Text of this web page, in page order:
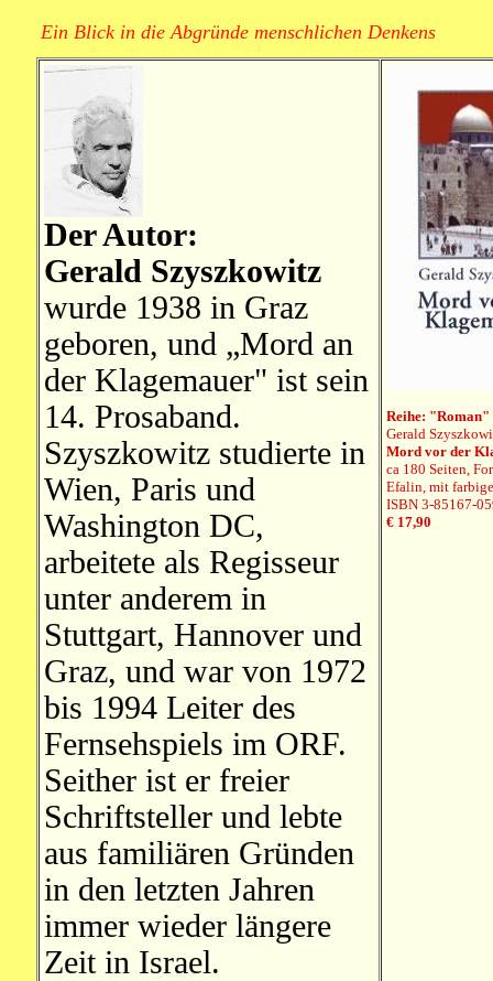
Ein Blick in die Abgründe menschlichen Denkens
Der Autor:
Gerald Szyszkowitz
wurde 1938 in Graz
geboren, und „Mord an
der Klagemauer" ist sein
14. Prosaband.
Szyszkowitz studierte in
Wien, Paris und
Washington DC,
arbeitete als Regisseur
unter anderem in
Stuttgart, Hannover und
Graz, und war von 1972
bis 1994 Leiter des
Fernsehspiels im ORF.
Seither ist er freier
Schriftsteller und lebte
aus familiären Gründen
in den letzten Jahren
immer wieder längere
Zeit in Israel.
Reihe: "Roman"
Gerald
Mord vor der
ca 180 Seiten,
Efalin, mit
ISBN 3-85167-
€ 17,90